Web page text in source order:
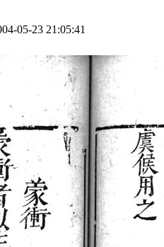
05-23 21:05:41